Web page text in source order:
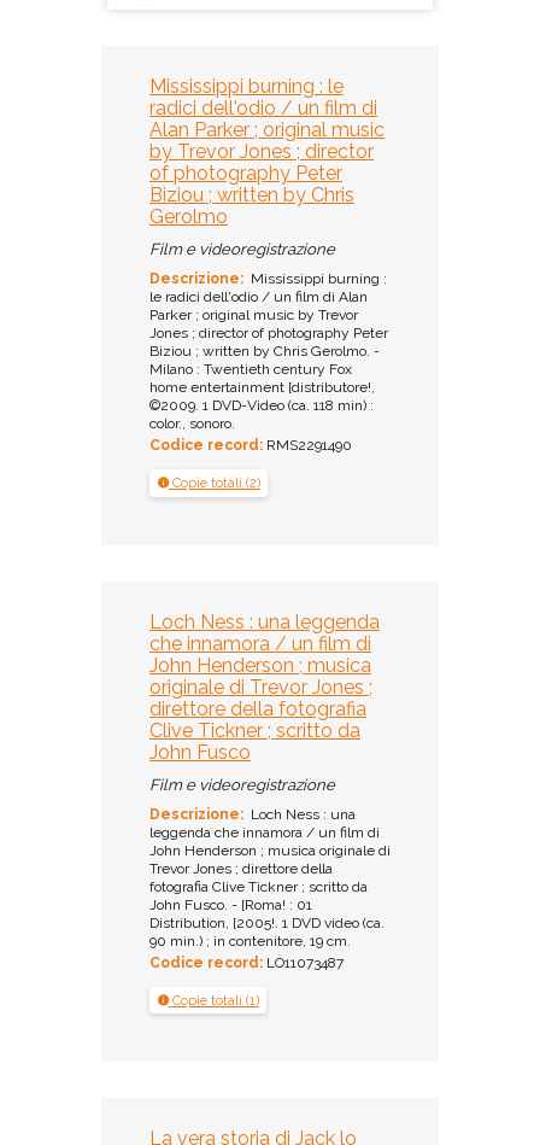
Mississippi burning : le
radici dell'odio / un film di
Alan Parker ; original music
by Trevor Jones ; director
of photography Peter
Biziou ; written by Chris
Gerolmo
Film e videoregistrazione
Descrizione: Mississippi burning :
le radici dell'odio / un film di Alan
Parker ; original music by Trevor
Jones ; director of photography Peter
Biziou ; written by Chris Gerolmo. -
Milano : Twentieth century Fox
home entertainment [distributore!,
©2009. 1 DVD-Video (ca. 118 min) :
color., sonoro.
Codice record: RMS2291490
Copie totali (2)
Loch Ness : una leggenda
che innamora / un film di
John Henderson ; musica
originale di Trevor Jones ;
direttore della fotografia
Clive Tickner ; scritto da
John Fusco
Film e videoregistrazione
Descrizione: Loch Ness : una
leggenda che innamora / un film di
John Henderson ; musica originale di
Trevor Jones ; direttore della
fotografia Clive Tickner ; scritto da
John Fusco. - [Roma! : 01
Distribution, [2005!. 1 DVD video (ca.
90 min.) ; in contenitore, 19 cm.
Codice record: LO11073487
Copie totali (1)
La vera storia di Jack lo